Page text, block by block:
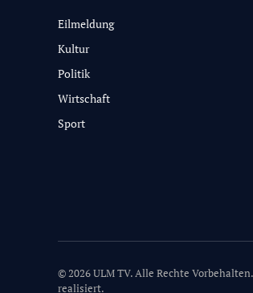
Eilmeldung
Kultur
Politik
Wirtschaft
Sport
© 2026 ULM TV. Alle Rechte
realisiert.